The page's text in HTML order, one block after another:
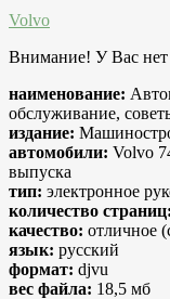
Volvo
Внимание! У Вас нет
наименование:
обслуживание,
издание:
автомобили: Volvo
выпуска
тип: электронное
количество страниц:
качество: отличное
язык: русский
формат: djvu
вес файла: 18,5 мб